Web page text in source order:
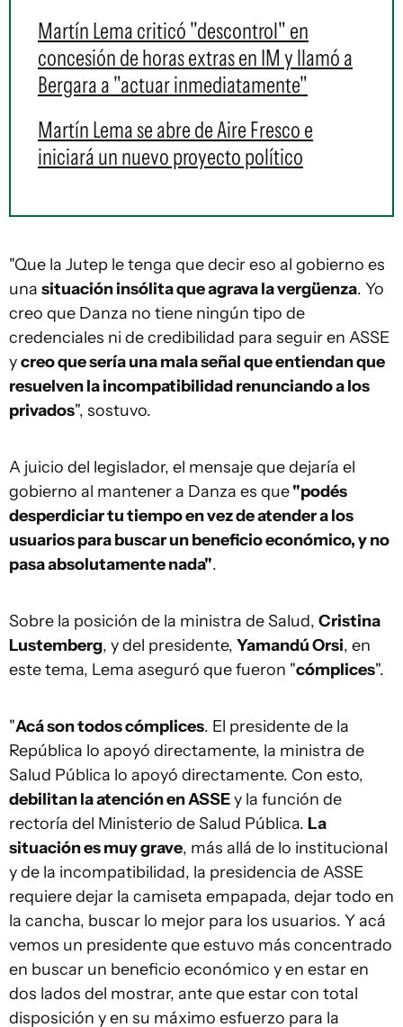
Martín Lema criticó "descontrol" en
concesión de horas extras en IM y llamó a
Bergara a "actuar inmediatamente"
Martín Lema se abre de Aire Fresco e
iniciará un nuevo proyecto político
"Que la Jutep le tenga que decir eso al gobierno es
una situación insólita que agrava la vergüenza. Yo
creo que Danza no tiene ningún tipo de
credenciales ni de credibilidad para seguir en ASSE
ycreo que sería una mala señal que entiendan que
resuelven la incompatibilidad renunciando a los
privados", sostuvo.
A juicio del legislador, el mensaje que dejaría el
gobierno al mantener a Danza es que"podés
desperdiciar tu tiempo en vez de atender a los
usuarios para buscar un beneficio económico, y no
pasa absolutamente nada".
Sobre la posición de la ministra de Salud, Cristina
Lustemberg, y del presidente, Yamandú Orsi, en
este tema, Lema aseguró que fueron "cómplices".
"Acá son todos cómplices. El presidente de la
República lo apoyó directamente, la ministra de
Salud Pública lo apoyó directamente. Con esto,
debilitan la atención en ASSEy la función de
rectoría del Ministerio de Salud Pública. La
situación es muy grave, más allá de lo institucional
y de la incompatibilidad, la presidencia de ASSE
requiere dejar la camiseta empapada, dejar todo en
la cancha, buscar lo mejor para los usuarios. Y acá
vemos un presidente que estuvo más concentrado
en buscar un beneficio económico y en estar en
dos lados del mostrar, ante que estar con total
disposición y en su máximo esfuerzo para la